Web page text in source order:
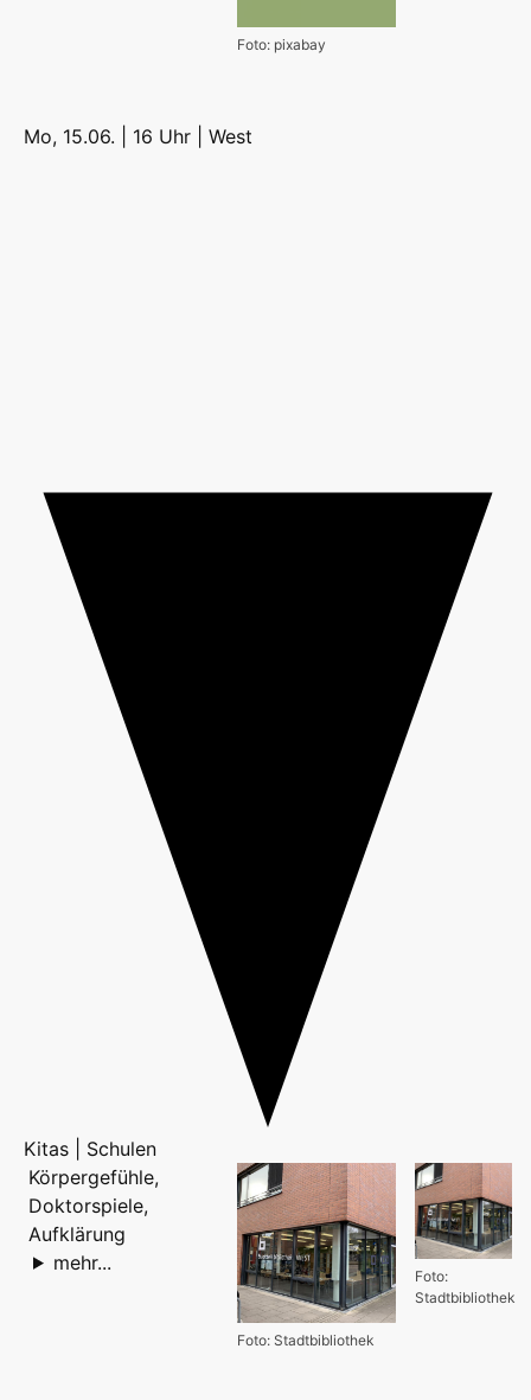
Foto: pixabay
Mo, 15.06. | 16 Uhr | West
Kitas | Schulen
Foto:
Stadtbibliothek
Foto: Stadtbibliothek
Körpergefühle,
Doktorspiele,
Aufklärung
mehr...